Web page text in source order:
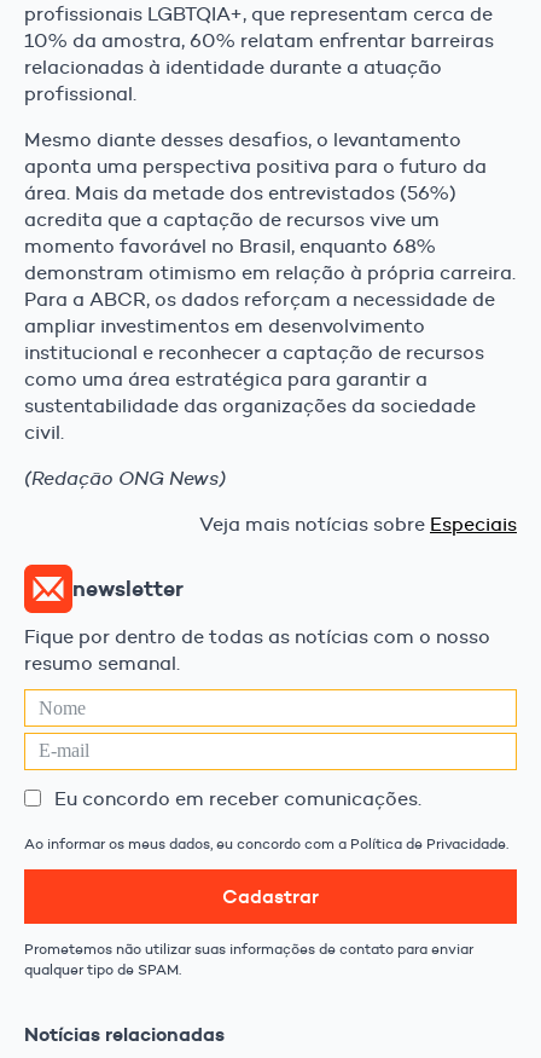
profissionais LGBTQIA+, que representam cerca de
10% da amostra, 60% relatam enfrentar barreiras
relacionadas à identidade durante a atuação
profissional.
Mesmo diante desses desafios, o levantamento
aponta uma perspectiva positiva para o futuro da
área. Mais da metade dos entrevistados (56%)
acredita que a captação de recursos vive um
momento favorável no Brasil, enquanto 68%
demonstram otimismo em relação à própria carreira.
Para a ABCR, os dados reforçam a necessidade de
ampliar investimentos em desenvolvimento
institucional e reconhecer a captação de recursos
como uma área estratégica para garantir a
sustentabilidade das organizações da sociedade
civil.
(Redação ONG News)
Veja mais notícias sobre Especiais
newsletter
Fique por dentro de todas as notícias com o nosso
resumo semanal.
Eu concordo em receber comunicações.
Ao informar os meus dados, eu concordo com a Política de Privacidade.
Cadastrar
Prometemos não utilizar suas informações de contato para enviar
qualquer tipo de SPAM.
Notícias relacionadas